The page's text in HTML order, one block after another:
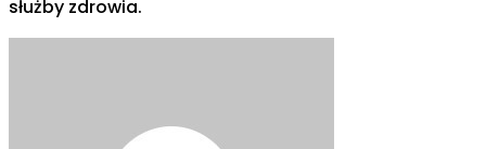
służby zdrowia.